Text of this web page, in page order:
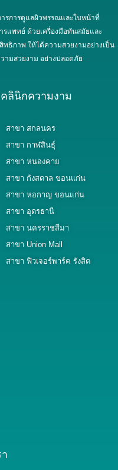
รการดูแลผิวพรรณและใบหน้าที่
แพทย์ ด้วยเครื่องมือทันสมัยและ
ธิภาพ ให้ได้ความสวยงามอย่างเป็น
ามสวยงาม อย่างปลอดภัย
ลินิกความงาม
สาขา สกลนคร
สาขา กาฬสินธุ์
สาขา หนองคาย
สาขา กังสดาล ขอนแก่น
สาขา หอกาญ ขอนแก่น
สาขา อุดรธานี
สาขา นครราชสีมา
สาขา Union Mall
สาขา ฟิวเจอร์พาร์ค รังสิต